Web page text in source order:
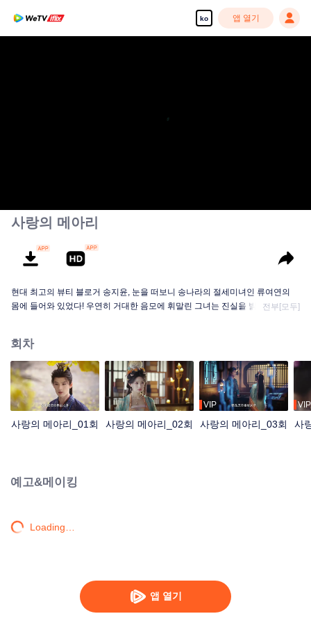
ko 앱 열기
앱 열기
사랑의 메아리
현대 최고의 뷰티 블로거 송지윤, 눈을 떠보니 송나라의 절세미녀인 류여연의
몸에 들어와 있었다! 우연히 거대한 음모에 휘말린 그녀는 진실을 밝히기 위해
전부[모두]
회차
사랑의 메아리_01회 사랑의 메아리_02회
VIP
사랑의 메아리_03회
VIP
사
예고&메이킹
Loading…